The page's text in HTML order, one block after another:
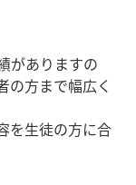
がありますの
の方まで幅広く
を生徒の方に合